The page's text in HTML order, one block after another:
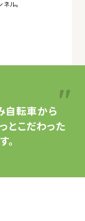
ル。
自転車から
とこだわった
。